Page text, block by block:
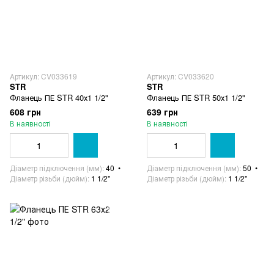
Артикул: CV033619
STR
Фланець ПЕ STR 40х1 1/2"
608 грн
В наявності
Діаметр підключення (мм) 40
Діаметр різьби (дюйм) 1 1/2"
Артикул: CV033620
STR
Фланець ПЕ STR 50х1 1/2"
639 грн
В наявності
Діаметр підключення (мм) 50
Діаметр різьби (дюйм) 1 1/2"